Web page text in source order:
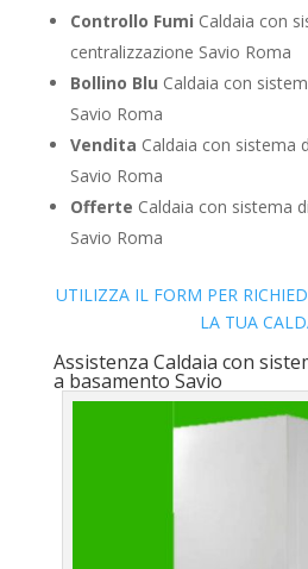
Controllo Fumi Caldaia con
centralizzazione Savio Roma
Bollino Blu Caldaia con
Savio Roma
Vendita Caldaia con sistema
Savio Roma
Offerte Caldaia con sistema
Savio Roma
UTILIZZA IL FORM PER
LA TUA
Assistenza Caldaia con
a basamento Savio